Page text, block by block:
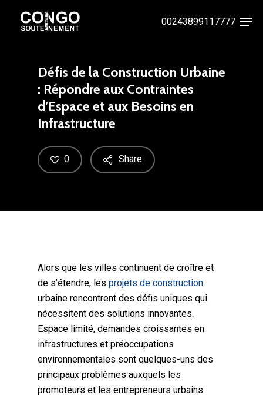
00243899117777
Défis de la Construction Urbaine
: Répondre aux Contraintes
d’Espace et aux Besoins en
Infrastructure
Share
0
Alors que les villes continuent de croître et
de s’étendre, les projets de construction
urbaine rencontrent des défis uniques qui
nécessitent des solutions innovantes.
Espace limité, demandes croissantes en
infrastructures et préoccupations
environnementales sont quelques-uns des
principaux problèmes auxquels les
promoteurs et les entrepreneurs urbains